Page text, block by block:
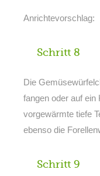
Anrichtevorschlag:
Schritt 8
Die
fangen oder auf ein
vorgewärmte tiefe
ebenso die
Schritt 9